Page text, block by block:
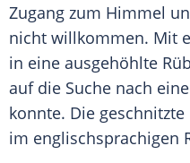
Zugang zum Himmel
nicht willkommen. Mit
in eine ausgehöhlte
auf die Suche nach
konnte. Die geschnitzte
im englischsprachigen